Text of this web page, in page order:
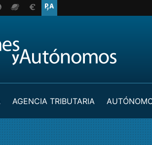
AGENCIA TRIBUTARIA